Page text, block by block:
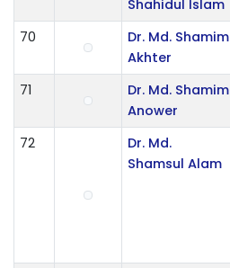
Shahidul Islam
70
Dr. Md. Shamim
Akhter
71
Dr. Md. Shamim
Anower
72
Dr. Md.
Shamsul Alam